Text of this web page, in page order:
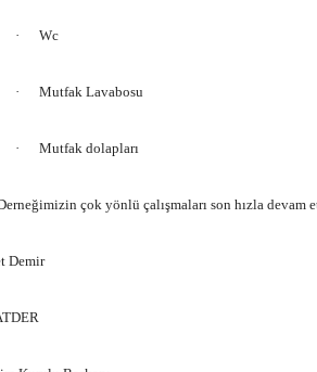
· Wc
· Mutfak Lavabosu
· Mutfak dolapları
çok yönlü çalışmaları son hızla devam
Demir